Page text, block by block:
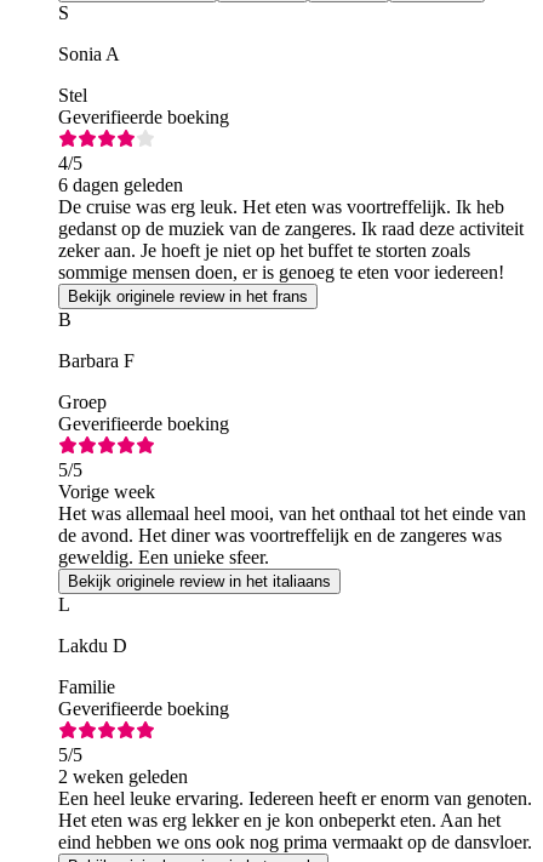
S
Sonia A
Stel
Geverifieerde boeking
4/5
6 dagen geleden
De cruise was erg leuk. Het eten was voortreffelijk. Ik heb
gedanst op de muziek van de zangeres. Ik raad deze activiteit
zeker aan. Je hoeft je niet op het buffet te storten zoals
sommige mensen doen, er is genoeg te eten voor iedereen!
Bekijk originele review in het frans
B
Barbara F
Groep
Geverifieerde boeking
5/5
Vorige week
Het was allemaal heel mooi, van het onthaal tot het einde van
de avond. Het diner was voortreffelijk en de zangeres was
geweldig. Een unieke sfeer.
Bekijk originele review in het italiaans
L
Lakdu D
Familie
Geverifieerde boeking
5/5
2 weken geleden
Een heel leuke ervaring. Iedereen heeft er enorm van genoten.
Het eten was erg lekker en je kon onbeperkt eten. Aan het
eind hebben we ons ook nog prima vermaakt op de dansvloer.